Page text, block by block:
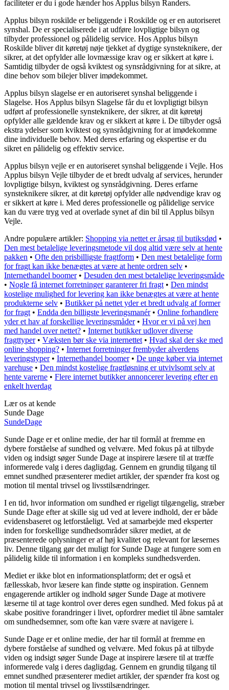
faciliteter er du i gode hænder hos Applus bilsyn Randers.
Applus bilsyn roskilde er beliggende i Roskilde og er en autoriseret
synshal. De er specialiserede i at udføre lovpligtige bilsyn og
tilbyder professionel og pålidelig service. Hos Applus bilsyn
Roskilde bliver dit køretøj nøje tjekket af dygtige synsteknikere, der
sikrer, at det opfylder alle lovmæssige krav og er sikkert at køre i.
Samtidig tilbyder de også kviktest og synsrådgivning for at sikre, at
dine behov som bilejer bliver imødekommet.
Applus bilsyn slagelse er en autoriseret synshal beliggende i
Slagelse. Hos Applus bilsyn Slagelse får du et lovpligtigt bilsyn
udført af professionelle synsteknikere, der sikrer, at dit køretøj
opfylder alle gældende krav og er sikkert at køre i. De tilbyder også
ekstra ydelser som kviktest og synsrådgivning for at imødekomme
dine individuelle behov. Med deres erfaring og ekspertise er du
sikret en pålidelig og effektiv service.
Applus bilsyn vejle er en autoriseret synshal beliggende i Vejle. Hos
Applus bilsyn Vejle tilbyder de et bredt udvalg af services, herunder
lovpligtige bilsyn, kviktest og synsrådgivning. Deres erfarne
synsteknikere sikrer, at dit køretøj opfylder alle nødvendige krav og
er sikkert at køre i. Med deres professionelle og pålidelige service
kan du være tryg ved at overlade synet af din bil til Applus bilsyn
Vejle.
Andre populære artikler: Shopping via nettet er årsag til butiksdød •
Den mest betalelige leveringsmetode vil dog altid være selv at hente
pakken • Ofte den prisbilligste fragtform • Den mest betalelige form
for fragt kan ikke benægtes at være at hente ordren selv •
Internethandel boomer• Desuden den mest betalelige leveringsmåde
• Nogle få internet forretninger garanterer fri fragt • Den mindst
kostelige mulighed for levering kan ikke benægtes at være at hente
produkterne selv • Butikker på nettet yder et bredt udvalg af former
for fragt • Endda den billigste leveringsmanér• Online forhandlere
yder et hav af forskellige leveringsmåder• Hvor er vi på vej hen
med handel over nettet? • Internet butikker udlover diverse
fragttyper• Væksten bør ske via internettet • Hvad skal der ske med
online shopping? • Internet forretninger frembyder alverdens
leveringstyper• Internethandel boomer• De unge køber via internet
varehuse • Den mindst kostelige fragtløsning er utvivlsomt selv at
hente varerne • Flere internet butikker annoncerer levering efter en
enkelt hverdag
Lær os at kende
Sunde Dage
SundeDage
Sunde Dage er et online medie, der har til formål at fremme en
dybere forståelse af sundhed og velvære. Med fokus på at tilbyde
viden og indsigt søger Sunde Dage at inspirere læsere til at træffe
informerede valg i deres dagligdag. Gennem en grundig tilgang til
emnet sundhed præsenterer mediet artikler, der spænder fra kost og
motion til mental trivsel og livsstilsændringer.
I en tid, hvor information om sundhed er rigeligt tilgængelig, stræber
Sunde Dage efter at skille sig ud ved at levere indhold, der er både
evidensbaseret og letforståeligt. Ved at samarbejde med eksperter
inden for forskellige sundhedsområder sikrer mediet, at de
præsenterede oplysninger er af høj kvalitet og relevant for læsernes
liv. Denne tilgang gør det muligt for Sunde Dage at fungere som en
pålidelig kilde til information i en kompleks sundhedsverden.
Mediet er ikke blot en informationsplatform; det er også et
fællesskab, hvor læsere kan finde støtte og inspiration. Gennem
engagerende artikler og indhold søger Sunde Dage at motivere
læserne til at tage kontrol over deres egen sundhed. Med fokus på at
skabe positive forandringer i livet, opfordrer mediet til åbne samtaler
om sundhedsemner, som ofte kan være svære at navigere i.
Sunde Dage er et online medie, der har til formål at fremme en
dybere forståelse af sundhed og velvære. Med fokus på at tilbyde
viden og indsigt søger Sunde Dage at inspirere læsere til at træffe
informerede valg i deres dagligdag. Gennem en grundig tilgang til
emnet sundhed præsenterer mediet artikler, der spænder fra kost og
motion til mental trivsel og livsstilsændringer.